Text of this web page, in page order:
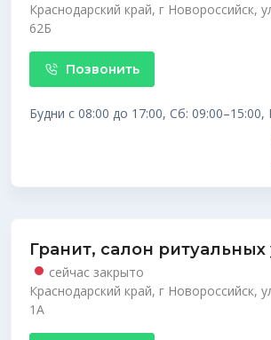
Краснодарский край, г Новороссийск,
62Б
Позвонить
Будни с 08:00 до 17:00, Сб: 09:00–15:00,
Гранит, салон ритуальных
сейчас закрыто
Краснодарский край, г Новороссийск,
1А